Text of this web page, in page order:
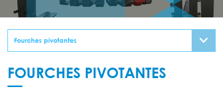
FOURCHES PIVOTANTES